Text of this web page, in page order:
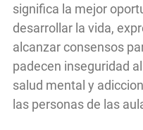
significa la mejor
desarrollar la vida,
alcanzar consensos
padecen inseguridad
salud mental y
las personas de las